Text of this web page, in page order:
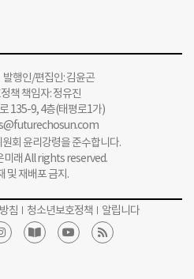
행인/편집인: 김윤곤
책 책임자: 정유진
135-9, 4층(태평로1가)
회 윤리강령을 준수합니다.
래 All rights reserved.
및 재배포 금지.
침 청소년보호정책 알립니다